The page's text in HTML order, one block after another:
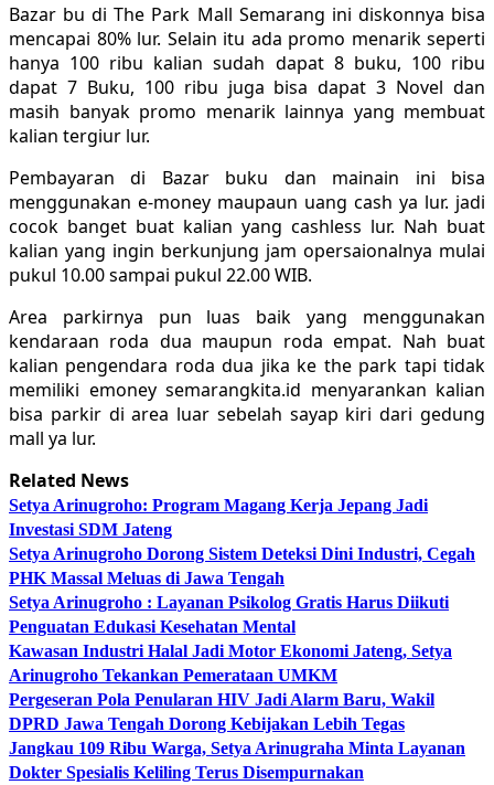
Bazar bu di The Park Mall Semarang ini diskonnya bisa
mencapai 80% lur. Selain itu ada promo menarik seperti
hanya 100 ribu kalian sudah dapat 8 buku, 100 ribu
dapat 7 Buku, 100 ribu juga bisa dapat 3 Novel dan
masih banyak promo menarik lainnya yang membuat
kalian tergiur lur.
Pembayaran di Bazar buku dan mainain ini bisa
menggunakan e-money maupaun uang cash ya lur. jadi
cocok banget buat kalian yang cashless lur. Nah buat
kalian yang ingin berkunjung jam opersaionalnya mulai
pukul 10.00 sampai pukul 22.00 WIB.
Area parkirnya pun luas baik yang menggunakan
kendaraan roda dua maupun roda empat. Nah buat
kalian pengendara roda dua jika ke the park tapi tidak
memiliki emoney semarangkita.id menyarankan kalian
bisa parkir di area luar sebelah sayap kiri dari gedung
mall ya lur.
Related News
Setya Arinugroho: Program Magang Kerja Jepang Jadi
Investasi SDM Jateng
Setya Arinugroho Dorong Sistem Deteksi Dini Industri, Cegah
PHK Massal Meluas di Jawa Tengah
Setya Arinugroho : Layanan Psikolog Gratis Harus Diikuti
Penguatan Edukasi Kesehatan Mental
Kawasan Industri Halal Jadi Motor Ekonomi Jateng, Setya
Arinugroho Tekankan Pemerataan UMKM
Pergeseran Pola Penularan HIV Jadi Alarm Baru, Wakil
DPRD Jawa Tengah Dorong Kebijakan Lebih Tegas
Jangkau 109 Ribu Warga, Setya Arinugraha Minta Layanan
Dokter Spesialis Keliling Terus Disempurnakan